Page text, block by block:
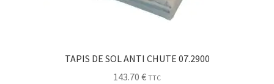
TAPIS DE SOL ANTI CHUTE 07.2900
143.70 € TTC